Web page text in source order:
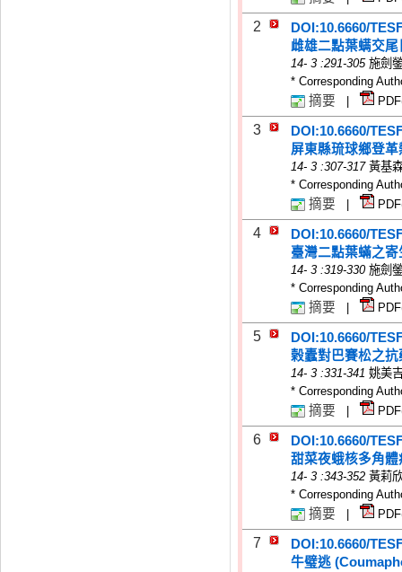
2
DOI:10.6660/
雌雄二點葉螨交
14- 3 :291-305 施劍
* Corresponding
摘要
3
DOI:10.6660/
屏東縣琉球鄉登
14- 3 :307-317 黃基
* Corresponding
摘要
4
DOI:10.6660/
臺灣二點葉蟎之
14- 3 :319-330 施劍
* Corresponding
摘要
5
DOI:10.6660/
榖蠹對巴賽松之
14- 3 :331-341 姚美
* Corresponding
摘要
6
DOI:10.6660/
甜菜夜蛾核多角
14- 3 :343-352 黃莉
* Corresponding
摘要
7
DOI:10.6660/
牛璧逃